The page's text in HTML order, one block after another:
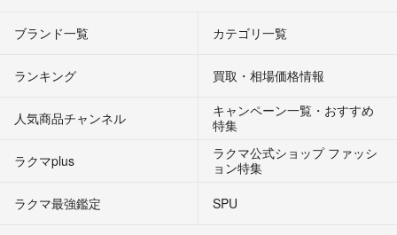
ブランド一覧 カテゴリ一覧
ランキング 買取・相場価格情報
人気商品チャンネル
キャンペーン一覧・おすすめ
特集
ラクマplus
ラクマ公式ショップ ファッシ
ョン特集
ラクマ最強鑑定
SPU